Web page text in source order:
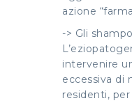
azione
-> Gli
intervenire
eccessiva di
residenti,